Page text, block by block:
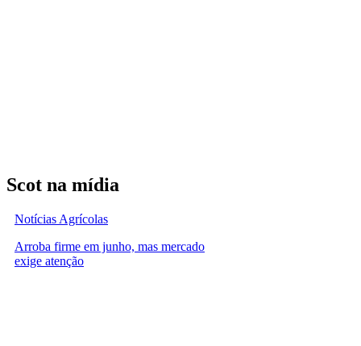
Scot na mídia
Notícias Agrícolas
Arroba firme em junho, mas mercado
exige atenção